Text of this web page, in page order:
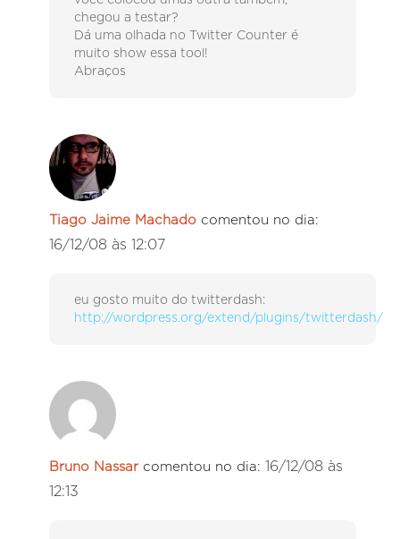
chegou a testar?
Dá uma olhada no Twitter Counter é
muito show essa tool!
Abraços
Tiago Jaime Machado comentou no dia:
16/12/08 às 12:07
eu gosto muito do twitterdash:
http://wordpress.org/extend/plugins/twitterdash/
Bruno Nassar comentou no dia: 16/12/08 às
12:13